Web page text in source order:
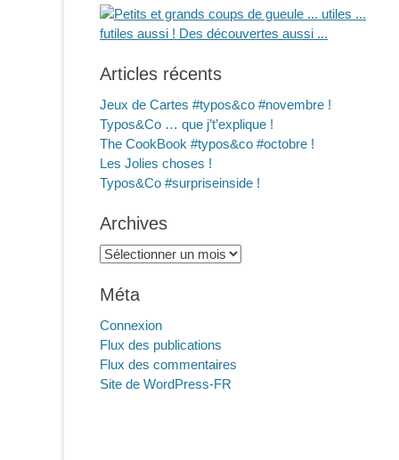
Articles récents
Jeux de Cartes #typos&co #novembre !
Typos&Co … que j’t’explique !
The CookBook #typos&co #octobre !
Les Jolies choses !
Typos&Co #surpriseinside !
Archives
Archives
Méta
Connexion
Flux des publications
Flux des commentaires
Site de WordPress-FR